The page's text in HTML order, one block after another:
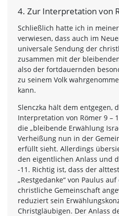
4. Zur Interpretation von
Schließlich hatte ich in
verwiesen, dass auch im
universale Sendung der
zusammen mit der
also der fortdauernden
zu seinem Volk
kann.
Slenczka hält dem entgegen,
Interpretation von Römer 9 –
die „bleibende Erwählung
Verheißung nun in der
erfüllt sieht. Allerdings
den eigentlichen Anlass und
-11. Richtig ist, dass der
„Restgedanke“ von Paulus
christliche Gemeinschaft
reduziert sein
Christgläubigen. Der Anlass